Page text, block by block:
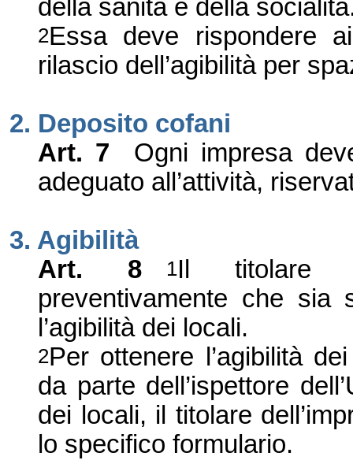
della sanità e della
2Essa deve rispondere
rilascio dell ’agibilità per
2. Deposito cofani
Art. 7
Ogni impresa
adeguato all ’attività,
3. Agibilità
Art. 8
1Il titolare
preventivamente che sia
’agibilità dei locali.
2Per ottenere l’agibilità
da parte dell’ispettore
dei locali, il titolare
lo specifico formulario.